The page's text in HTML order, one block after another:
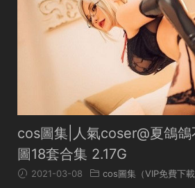
cos圖集|人氣coser@夏鴿
圖18套合集 2.17G
2021-03-08 cos圖集（VIP免費下載